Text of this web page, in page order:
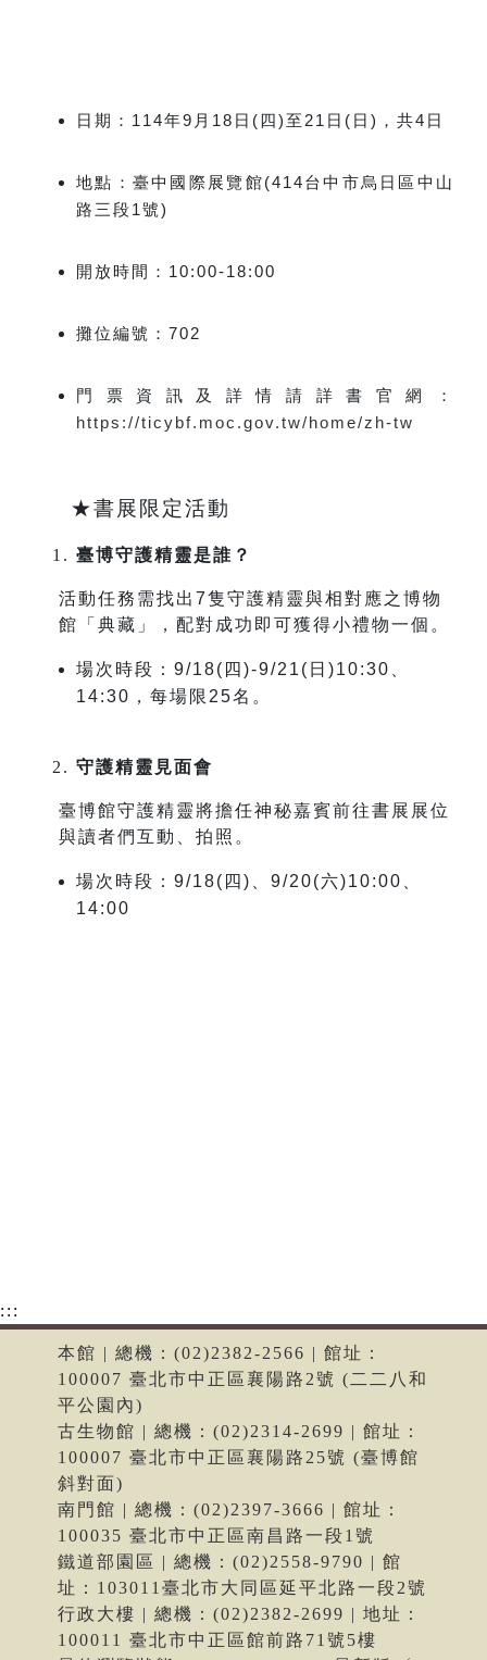
日期： 114年9 月 18 日 ( 四 )至21 日 ( 日 ) ，共4 日
地點：臺中國際展覽館(414台中市烏日區中山
路三段1號)
開放時間： 10:00-18:00
攤位編號： 702
門票資訊及詳情請詳書官網：
https://ticybf.moc.gov.tw/home/zh-tw
★書展限定活動
臺博守護精靈是誰？
活動任務需找出 7隻守護精靈與相對應之博物
館「典藏」，配對成功即可獲得小禮物一個。
場次時段：9/18(四)-9/21(日)10:30
14:30 ，每場限 25名 。
守護精靈見面會
臺博館守護精靈將擔任神秘嘉賓前往書展展位
與讀者們互動、拍照。
場次時段： 9/18( 四 ) 9/20(六)10:00
14:00
:::
本館 | 總機：(02)2382-2566 | 館址：
100007 臺北市中正區襄陽路2號 (二二八和
平公園內)
古生物館 | 總機：(02)2314-2699 | 館址：
100007 臺北市中正區襄陽路25號 (臺博館
斜對面)
南門館 | 總機：(02)2397-3666 | 館址：
100035 臺北市中正區南昌路一段1號
鐵道部園區 | 總機：(02)2558-9790 | 館
址：103011臺北市大同區延平北路一段2號
行政大樓 | 總機：(02)2382-2699 | 地址：
100011 臺北市中正區館前路71號5樓